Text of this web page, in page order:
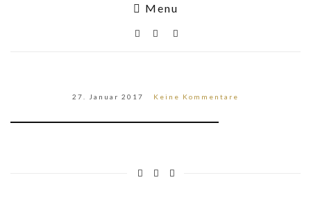
Menu
27. Januar 2017 Keine Kommentare